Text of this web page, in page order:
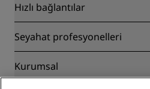
Hızlı bağlantılar
Radisson Rewards
Blog
Destinasyonlar
Seyahat profesyonelleri
İş Ortakları
Seyahat acenteleri
Kurumsal